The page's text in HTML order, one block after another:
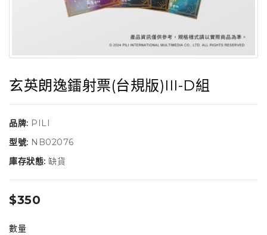
玄英朗逸鐳射票(台規版)III-D組
品牌: PILI
型號: NB02076
庫存狀態: 缺貨
$350
數量